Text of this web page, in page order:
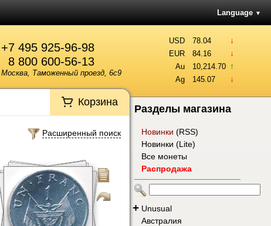
Language ▼
+7 495 925-96-98
8 800 600-56-13
Москва, Таможенный проезд, 6с9
USD 78.04 ↓
EUR 84.16 ↓
Au 10,214.70 ↑
Ag 145.07 ↓
Корзина
Расширенный поиск
Разделы магазина
Новинки (RSS)
Новинки (Lite)
Все монеты
Распродажа
+ Unusual
Австралия